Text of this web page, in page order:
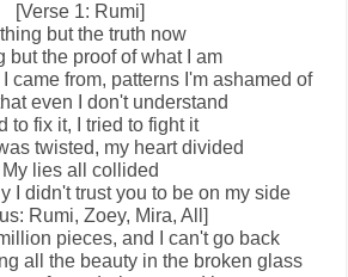
[Verse 1: Rumi]
but the truth now
but the proof of what I am
came from, patterns I'm ashamed of
even I don't understand
to fix it, I tried to fight it
twisted, my heart divided
My lies all collided
I didn't trust you to be on my side
Rumi, Zoey, Mira, All]
pieces, and I can't go back
all the beauty in the broken glass